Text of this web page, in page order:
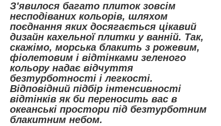
З'явилося багато плиток зовсім
несподіваних кольорів, шляхом
поєднання яких досягається цікавий
дизайн кахельної плитки у ванній. Так,
скажімо, морська блакить з рожевим,
фіолетовим і відтінками зеленого
кольору надає відчуття
безтурботності і легкості.
Відповідний підбір інтенсивності
відтінків як би переносить вас в
океанські простори під безтурботним
блакитним небом.